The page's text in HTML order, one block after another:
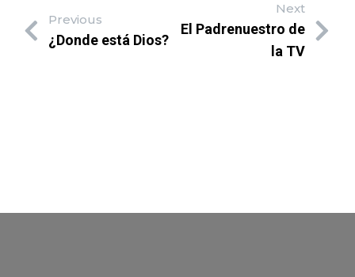
Previous
¿Donde está Dios?
Next
El Padrenuestro de
la TV